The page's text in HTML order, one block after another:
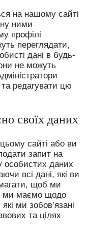
на нашому сайті
ними
профілі
переглядати,
дані в будь-
не можуть
редагувати цю
своїх даних
сайті або ви
запит на
особистих даних
всі дані, які ви
щоб ми
ми маємо щодо
ми зобов’язані
та цілях